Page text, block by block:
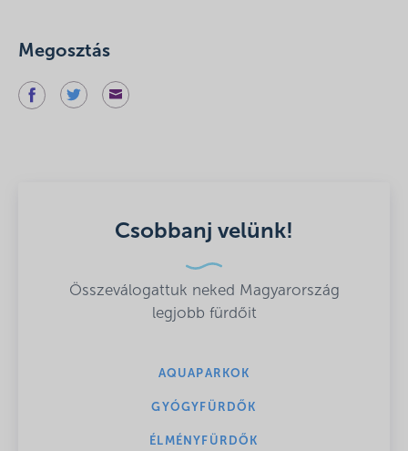
Megosztás
Csobbanj velünk!
Összeválogattuk neked Magyarország
legjobb fürdőit
AQUAPARKOK
GYÓGYFÜRDŐK
ÉLMÉNYFÜRDŐK